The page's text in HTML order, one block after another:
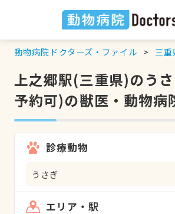
動物病院ドクターズ・ファイル 三重
上之郷駅(三重県)のう
予約可)の獣医・動物病
診療動物
うさぎ
エリア・駅